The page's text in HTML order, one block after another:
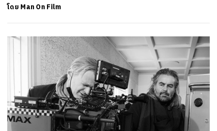
โดย Man On Film